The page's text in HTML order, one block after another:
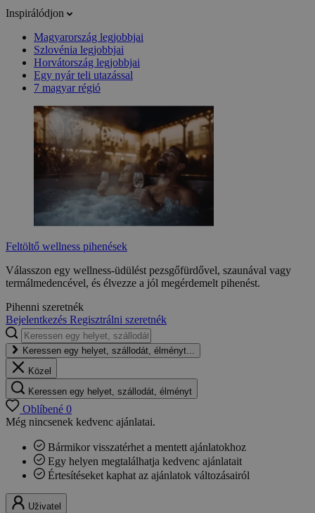
Inspirálódjon
Magyarország legjobbjai
Szlovénia legjobbjai
Horvátország legjobbjai
Egy nyár teli utazással
7 magyar régió
Feltöltő wellness pihenések
Válasszon egy wellness-üdülést pezsgőfürdővel, szaunával vagy
termálmedencével, és élvezze a jól megérdemelt pihenést.
Pihenni szeretnék
Bejelentkezés Regisztrálni szeretnék
Keressen egy helyet, szállodát, élményt...
Közel
Keressen egy helyet, szállodát, élményt
Oblíbené 0
Még nincsenek kedvenc ajánlatai.
Bármikor visszatérhet a mentett ajánlatokhoz
Egy helyen megtalálhatja kedvenc ajánlatait
Értesítéseket kaphat az ajánlatok változásairól
Uživatel